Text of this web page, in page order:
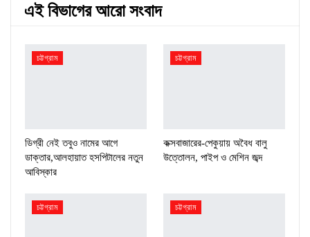
এই বিভাগের আরো সংবাদ
চট্টগ্রাম
ডিগ্রী নেই তবুও নামের আগে
ডাক্তার,আলহায়াত হসপিটালের নতুন
আবিস্কার
চট্টগ্রাম
কক্সবাজারের-পেকুয়ায় অবৈধ বালু
উত্তোলন, পাইপ ও মেশিন জব্দ
চট্টগ্রাম চট্টগ্রাম